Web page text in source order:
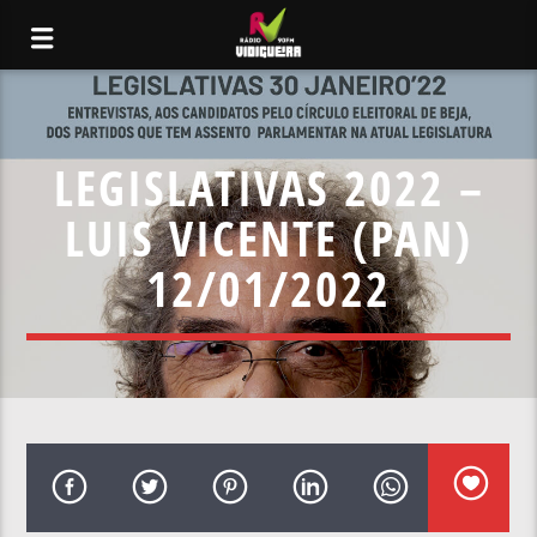
LEGISLATIVAS 2022 –
LUIS VICENTE (PAN)
12/01/2022